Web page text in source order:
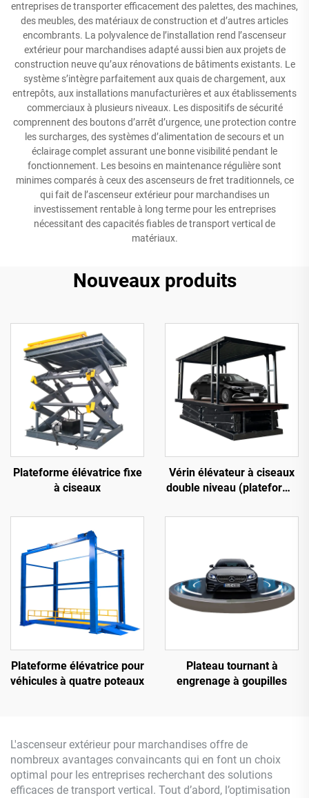
entreprises de transporter efficacement des palettes, des machines,
des meubles, des matériaux de construction et d’autres articles
encombrants. La polyvalence de l’installation rend l’ascenseur
extérieur pour marchandises adapté aussi bien aux projets de
construction neuve qu’aux rénovations de bâtiments existants. Le
système s’intègre parfaitement aux quais de chargement, aux
entrepôts, aux installations manufacturières et aux établissements
commerciaux à plusieurs niveaux. Les dispositifs de sécurité
comprennent des boutons d’arrêt d’urgence, une protection contre
les surcharges, des systèmes d’alimentation de secours et un
éclairage complet assurant une bonne visibilité pendant le
fonctionnement. Les besoins en maintenance régulière sont
minimes comparés à ceux des ascenseurs de fret traditionnels, ce
qui fait de l’ascenseur extérieur pour marchandises un
investissement rentable à long terme pour les entreprises
nécessitant des capacités fiables de transport vertical de
matériaux.
Nouveaux produits
Plateforme élévatrice fixe
à ciseaux
Vérin élévateur à ciseaux
double niveau (plateforme
stationnement)
Plateforme élévatrice pour
véhicules à quatre poteaux
Plateau tournant à
engrenage à goupilles
L'ascenseur extérieur pour marchandises offre de
nombreux avantages convaincants qui en font un choix
optimal pour les entreprises recherchant des solutions
efficaces de transport vertical. Tout d’abord, l’optimisation